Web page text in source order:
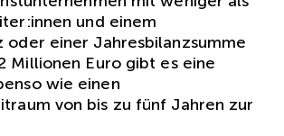
und einem
oder einer Jahresbilanzsumme
Millionen Euro gibt es eine
wie einen
von bis zu fünf Jahren zur